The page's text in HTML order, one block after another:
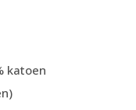
katoen